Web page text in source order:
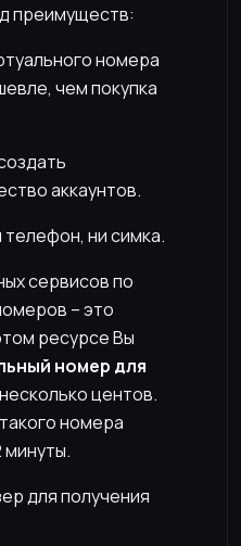
преимуществ:
номера
чем покупка
аккаунтов.
ни симка.
сервисов по
– это
ресурсе Вы
номер для
центов.
номера
минуты.
для получения